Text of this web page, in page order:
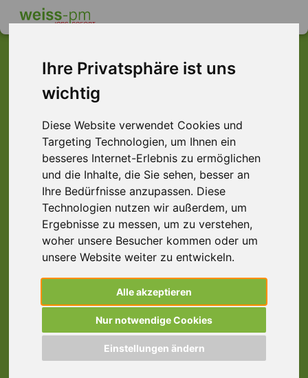
Ihre Privatsphäre ist uns
wichtig
Diese Website verwendet Cookies und
Targeting Technologien, um Ihnen ein
besseres Internet-Erlebnis zu ermöglichen
und die Inhalte, die Sie sehen, besser an
Ihre Bedürfnisse anzupassen. Diese
Technologien nutzen wir außerdem, um
Ergebnisse zu messen, um zu verstehen,
woher unsere Besucher kommen oder um
unsere Website weiter zu entwickeln.
Alle akzeptieren
Nur notwendige Cookies
Einstellungen ändern
Dieser Job ist leider
nicht mehr verfügbar ...
... aber vielleicht ist hier etwas dabei:
Technischer Kundenbetreuer (m/w/d),
Raum Würzburg
97450 Arnstein Unterfr